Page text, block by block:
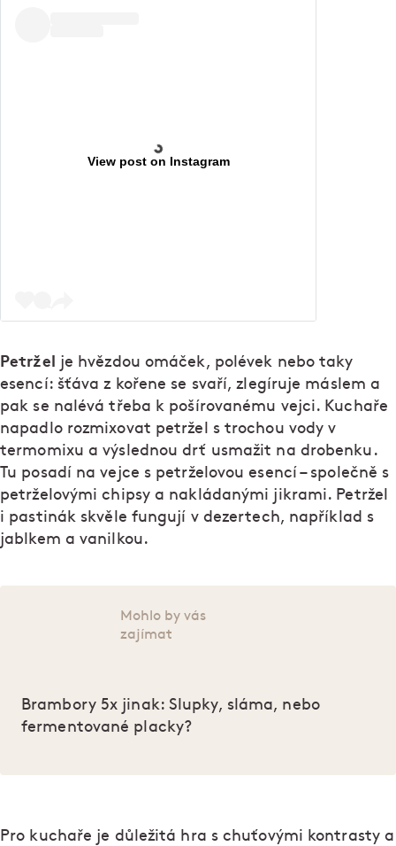
View post on Instagram
Petržel je hvězdou omáček, polévek nebo taky
esencí: šťáva z kořene se svaří, zlegíruje máslem a
pak se nalévá třeba k pošírovanému vejci. Kuchaře
napadlo rozmixovat petržel s trochou vody v
termomixu a výslednou drť usmažit na drobenku.
Tu posadí na vejce s petrželovou esencí – společně s
petrželovými chipsy a nakládanými jikrami. Petržel
i pastinák skvěle fungují v dezertech, například s
jablkem a vanilkou.
Mohlo by vás
zajímat
Brambory 5x jinak: Slupky, sláma, nebo
fermentované placky?
Pro kuchaře je důležitá hra s chuťovými kontrasty a